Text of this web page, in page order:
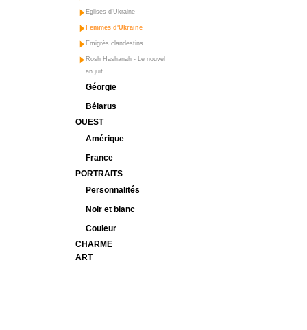
Eglises d'Ukraine
Femmes d'Ukraine
Emigrés clandestins
Rosh Hashanah - Le nouvel
an juif
Géorgie
Bélarus
OUEST
Amérique
France
PORTRAITS
Personnalités
Noir et blanc
Couleur
CHARME
ART